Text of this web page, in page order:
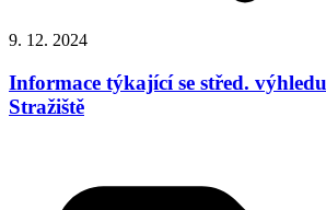
9. 12. 2024
Informace týkající se střed.
Stražiště